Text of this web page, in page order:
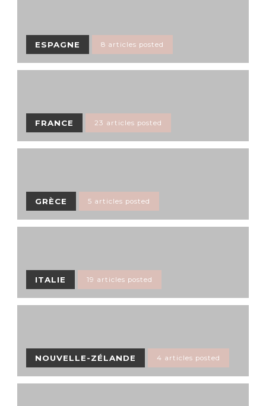
ESPAGNE 8 articles posted
FRANCE 23 articles posted
GRÈCE 5 articles posted
ITALIE 19 articles posted
NOUVELLE-ZÉLANDE 4 articles posted